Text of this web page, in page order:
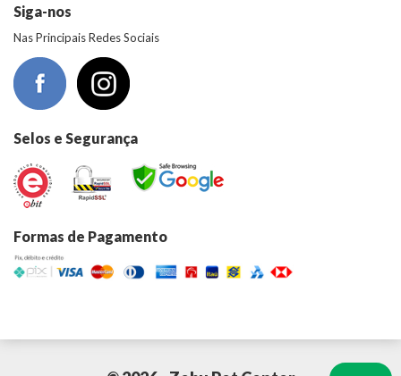
Siga-nos
Nas Principais Redes Sociais
Selos e Segurança
Formas de Pagamento